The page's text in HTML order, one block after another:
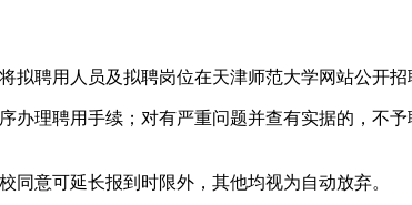
聘用人员及拟聘岗位在天津师范大学网站公开招
理聘用手续；对有严重问题并查有实据的，不
意可延长报到时限外，其他均视为自动放弃。